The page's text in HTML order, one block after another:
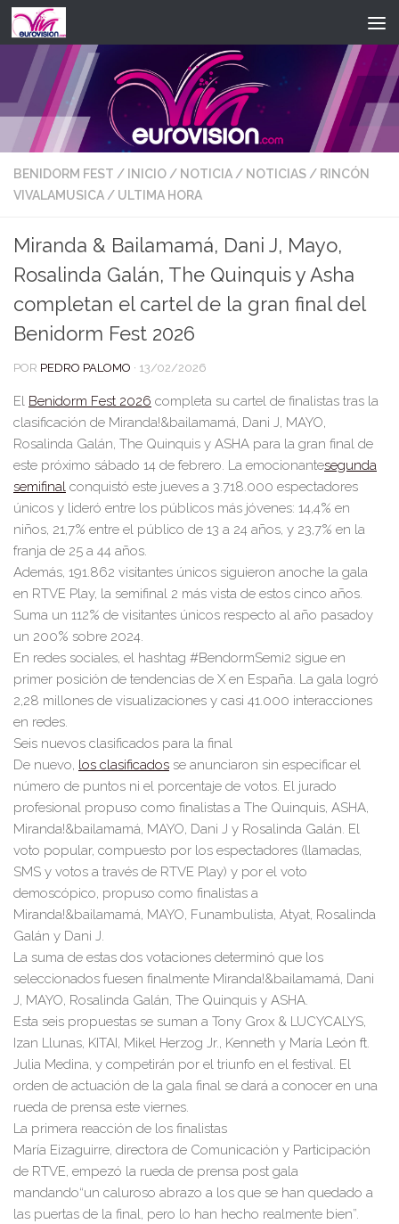
Saltar al contenido
BENIDORM FEST / INICIO/ NOTICIA/ NOTICIAS/ RINCÓN
VIVALAMUSICA/ ULTIMA HORA
Miranda & Bailamamá, Dani J, Mayo,
Rosalinda Galán, The Quinquis y Asha
completan el cartel de la gran final del
Benidorm Fest 2026
POR PEDRO PALOMO · 13/02/2026
El Benidorm Fest 2026 completa su cartel de finalistas tras la
clasificación de Miranda!&bailamamá, Dani J, MAYO,
Rosalinda Galán, The Quinquis y ASHA para la gran final de
este próximo sábado 14 de febrero. La emocionantesegunda
semifinal conquistó este jueves a 3.718.000 espectadores
únicos y lideró entre los públicos más jóvenes: 14,4% en
niños, 21,7% entre el público de 13 a 24 años, y 23,7% en la
franja de 25 a 44 años.
Además, 191.862 visitantes únicos siguieron anoche la gala
en RTVE Play, la semifinal 2 más vista de estos cinco años.
Suma un 112% de visitantes únicos respecto al año pasadoy
un 200% sobre 2024.
En redes sociales, el hashtag #BendormSemi2 sigue en
primer posición de tendencias de X en España. La gala logró
2,28 millones de visualizaciones y casi 41.000 interacciones
en redes.
Seis nuevos clasificados para la final
De nuevo, los clasificados se anunciaron sin especificar el
número de puntos ni el porcentaje de votos. El jurado
profesional propuso como finalistas a The Quinquis, ASHA,
Miranda!&bailamamá, MAYO, Dani J y Rosalinda Galán. El
voto popular, compuesto por los espectadores (llamadas,
SMS y votos a través de RTVE Play) y por el voto
demoscópico, propuso como finalistas a
Miranda!&bailamamá, MAYO, Funambulista, Atyat, Rosalinda
Galán y Dani J.
La suma de estas dos votaciones determinó que los
seleccionados fuesen finalmente Miranda!&bailamamá, Dani
J, MAYO, Rosalinda Galán, The Quinquis y ASHA.
Esta seis propuestas se suman a Tony Grox & LUCYCALYS,
Izan Llunas, KITAI, Mikel Herzog Jr., Kenneth y María León ft.
Julia Medina, y competirán por el triunfo en el festival. El
orden de actuación de la gala final se dará a conocer en una
rueda de prensa este viernes.
La primera reacción de los finalistas
María Eizaguirre, directora de Comunicación y Participación
de RTVE, empezó la rueda de prensa post gala
mandando“un caluroso abrazo a los que se han quedado a
las puertas de la final, pero lo han hecho realmente bien”.